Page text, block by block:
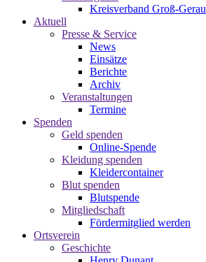
Kreisverband Groß-Gerau
Aktuell
Presse & Service
News
Einsätze
Berichte
Archiv
Veranstaltungen
Termine
Spenden
Geld spenden
Online-Spende
Kleidung spenden
Kleidercontainer
Blut spenden
Blutspende
Mitgliedschaft
Fördermitglied werden
Ortsverein
Geschichte